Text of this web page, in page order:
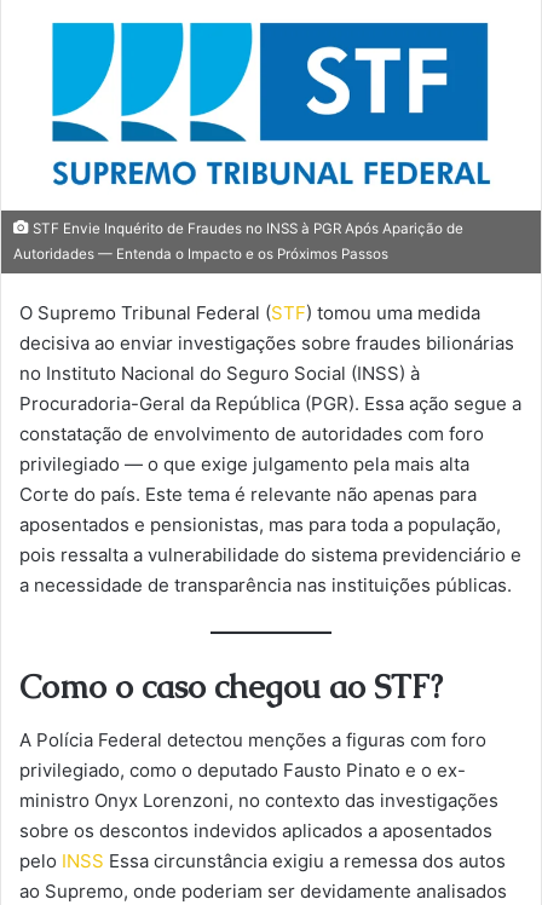
STF Envie Inquérito de Fraudes no INSS à PGR Após Aparição de
Autoridades — Entenda o Impacto e os Próximos Passos
O Supremo Tribunal Federal (STF) tomou uma medida
decisiva ao enviar investigações sobre fraudes bilionárias
no Instituto Nacional do Seguro Social (INSS) à
Procuradoria-Geral da República (PGR). Essa ação segue a
constatação de envolvimento de autoridades com foro
privilegiado — o que exige julgamento pela mais alta
Corte do país. Este tema é relevante não apenas para
aposentados e pensionistas, mas para toda a população,
pois ressalta a vulnerabilidade do sistema previdenciário e
a necessidade de transparência nas instituições públicas.
Como o caso chegou ao STF?
A Polícia Federal detectou menções a figuras com foro
privilegiado, como o deputado Fausto Pinato e o ex-
ministro Onyx Lorenzoni, no contexto das investigações
sobre os descontos indevidos aplicados a aposentados
pelo INSS Essa circunstância exigiu a remessa dos autos
ao Supremo, onde poderiam ser devidamente analisados